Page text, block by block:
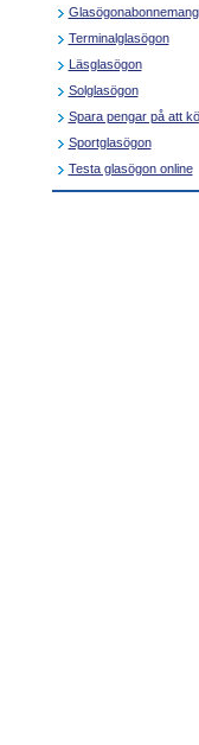
Glasögonabonnemang
Terminalglasögon
Läsglasögon
Solglasögon
Spara pengar på att
Sportglasögon
Testa glasögon online